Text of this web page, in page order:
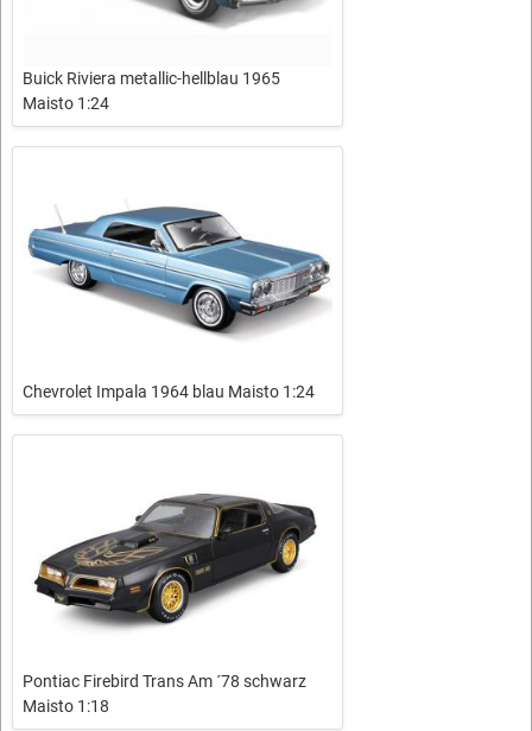
Buick Riviera metallic-hellblau 1965
Maisto 1:24
Chevrolet Impala 1964 blau Maisto 1:24
Pontiac Firebird Trans Am ´78 schwarz
Maisto 1:18